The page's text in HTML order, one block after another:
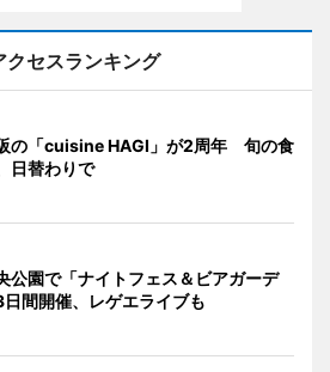
クセスランキング
の「cuisine HAGI」が2周年 旬の食
日替わりで
公園で「ナイトフェス＆ビアガーデ
間開催、レゲエライブも